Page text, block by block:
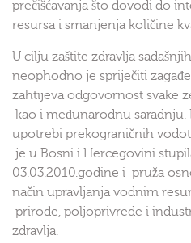
prečišćavanja što dovodi do
resursa i smanjenja količine
U cilju zaštite zdravlja
neophodno je spriječiti
zahtijeva odgovornost svake
kao i međunarodnu saradnju.
upotrebi prekograničnih
je u Bosni i Hercegovini
03.03.2010.godine i pruža
način upravljanja vodnim
prirode, poljoprivrede i
zdravlja.